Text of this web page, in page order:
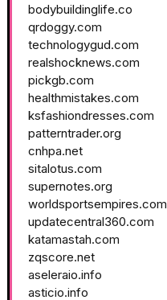
bodybuildinglife.co
qrdoggy.com
technologygud.com
realshocknews.com
pickgb.com
healthmistakes.com
ksfashiondresses.com
patterntrader.org
cnhpa.net
sitalotus.com
supernotes.org
worldsportsempires.com
updatecentral360.com
katamastah.com
zqscore.net
aseleraio.info
asticio.info